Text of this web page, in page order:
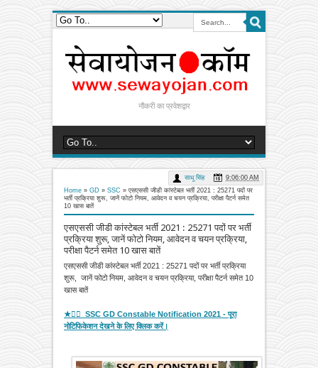
नौकरी का प्रवेशद्वार
Home » GD » SSC » एसएससी जीडी कांस्टेबल भर्ती 2021 : 25271 पदों पर
भर्ती प्रक्रिया शुरू, जानें फोटो नियम, आवेदन व चयन प्रक्रिया, परीक्षा पैटर्न समेत
10 खास बातें
एसएससी जीडी कांस्टेबल भर्ती 2021 : 25271 पदों पर भर्ती
प्रक्रिया शुरू, जानें फोटो नियम, आवेदन व चयन प्रक्रिया,
परीक्षा पैटर्न समेत 10 खास बातें
साधू सिंह 9:06:00 AM
एसएससी जीडी कांस्टेबल भर्ती 2021 : 25271 पदों पर भर्ती प्रक्रिया
शुरू, जानें फोटो नियम, आवेदन व चयन प्रक्रिया, परीक्षा पैटर्न समेत 10
खास बातें
★👉🏻 SSC GD Constable Notification 2021 - पूरा
नोटिफिकेशन देखने के लिए क्लिक करें।